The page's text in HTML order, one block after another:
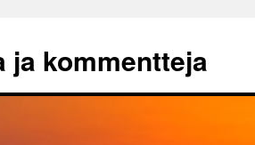
ja kommentteja